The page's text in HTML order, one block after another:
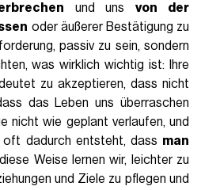
und unsvon der
oder äußerer Bestätigung zu
passiv zu sein, sondern
was wirklich wichtig ist: Ihre
zu akzeptieren, dass nicht
das Leben uns überraschen
nicht wie geplant verlaufen, und
oft dadurch entsteht, dass man
Weise lernen wir, leichter zu
und Ziele zu pflegen und